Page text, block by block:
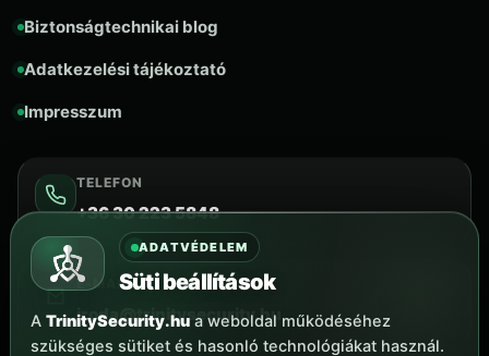
Biztonságtechnikai blog
Adatkezelési tájékoztató
Impresszum
TELEFON
+36 30 223 5848
E-MAIL
iroda@trinitysecurity.hu
ADATVÉDELEM
Süti beállítások
A TrinitySecurity.hu a weboldal működéséhez
szükséges sütiket és hasonló technológiákat használ.